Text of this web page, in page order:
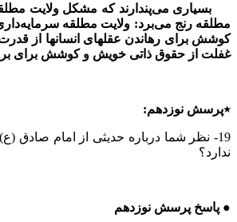
بسیاری می‌پندارند که مشکل ولایت
مطلقه رنج می‌برد: ولایت مطلقه
کوشش برای رهاندن عقلهای انسانها از قدرت
غفلت از حقوق ذاتی خویش و کوشش برای
٭پرسش نوزدهم:
19- نظر شما درباره حدیثی از امام صادق
ندارد؟
● پاسخ پرسش نوزدهم